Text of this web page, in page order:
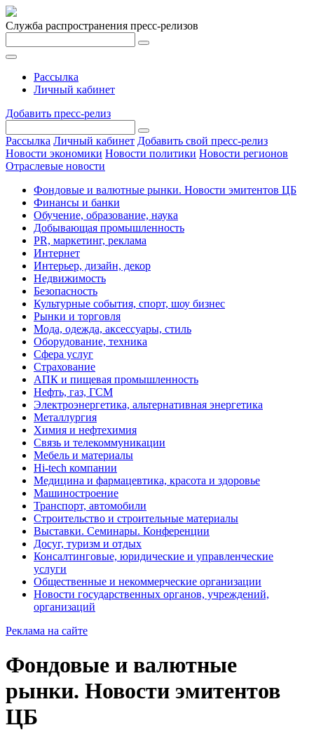
Служба распространения пресс-релизов
Рассылка
Личный кабинет
Добавить пресс-релиз
Рассылка Личный кабинет Добавить свой пресс-релиз
Новости экономики Новости политики Новости регионов
Отраслевые новости
Фондовые и валютные рынки. Новости эмитентов ЦБ
Финансы и банки
Обучение, образование, наука
Добывающая промышленность
PR, маркетинг, реклама
Интернет
Интерьер, дизайн, декор
Недвижимость
Безопасность
Культурные события, спорт, шоу бизнес
Рынки и торговля
Мода, одежда, аксессуары, стиль
Оборудование, техника
Сфера услуг
Страхование
АПК и пищевая промышленность
Нефть, газ, ГСМ
Электроэнергетика, альтернативная энергетика
Металлургия
Химия и нефтехимия
Связь и телекоммуникации
Мебель и материалы
Hi-tech компании
Медицина и фармацевтика, красота и здоровье
Машиностроение
Транспорт, автомобили
Строительство и строительные материалы
Выставки. Семинары. Конференции
Досуг, туризм и отдых
Консалтинговые, юридические и управленческие
услуги
Общественные и некоммерческие организации
Новости государственных органов, учреждений,
организаций
Реклама на сайте
Фондовые и валютные
рынки. Новости эмитентов
ЦБ